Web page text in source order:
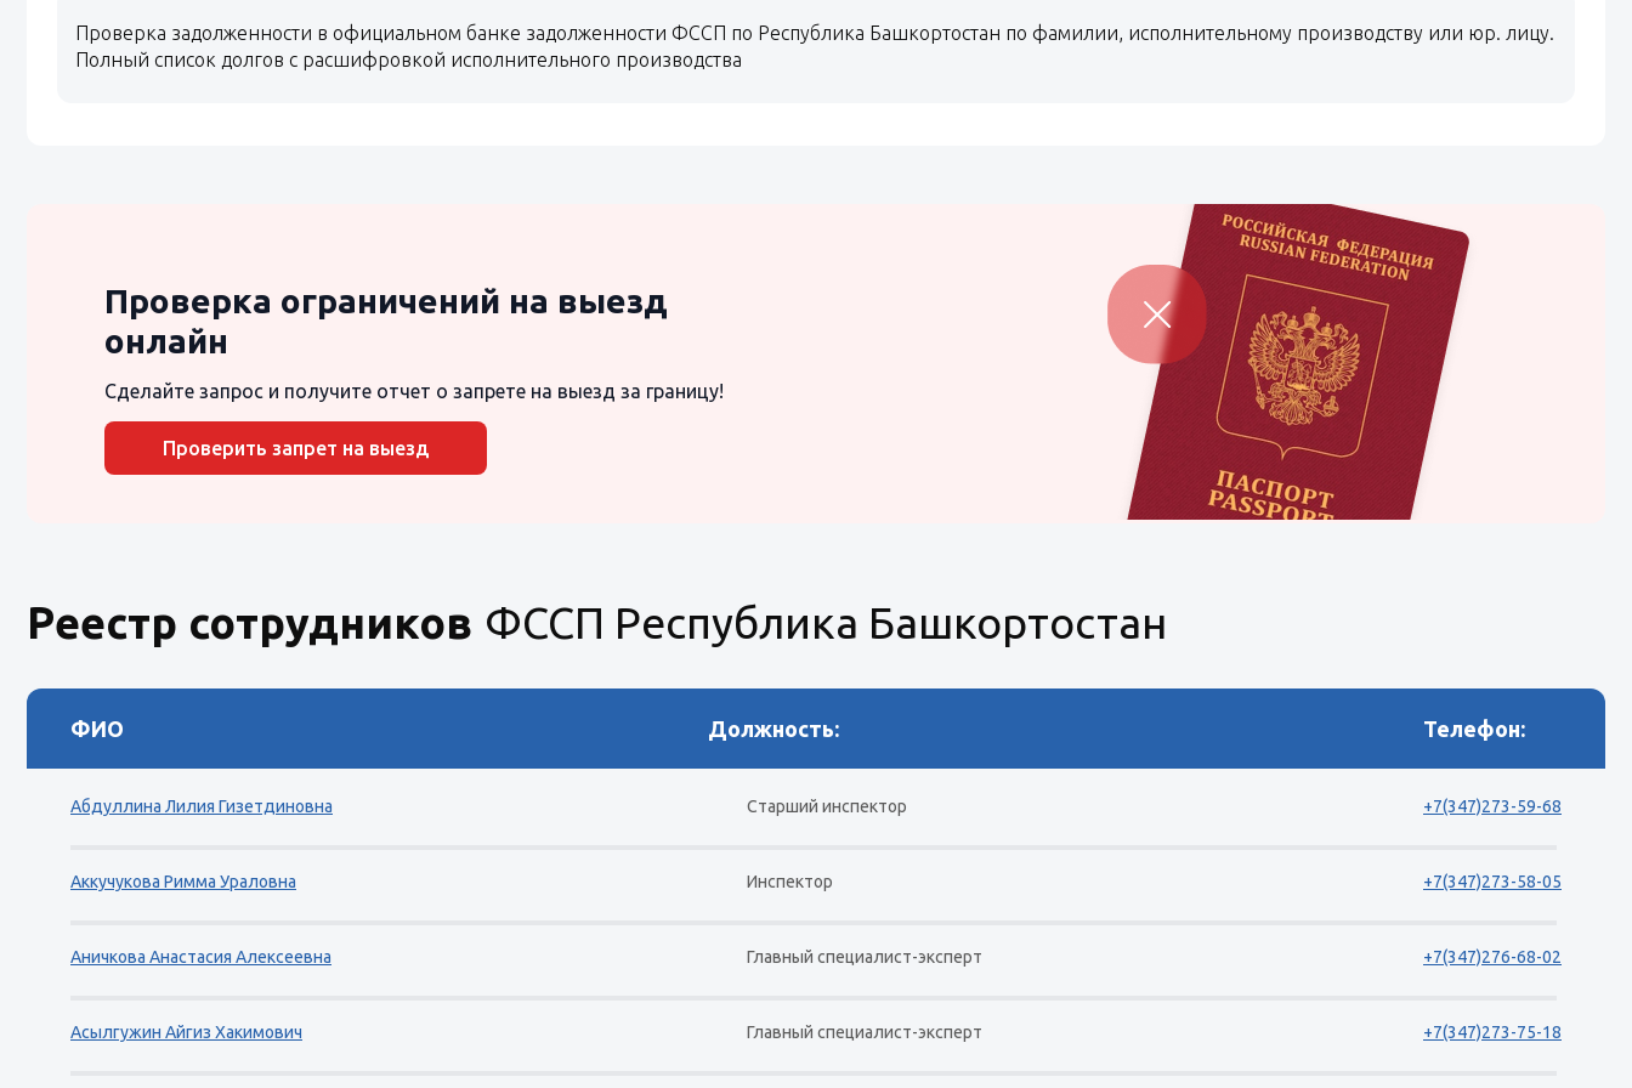
Проверка задолженности в официальном банке задолженности ФССП по Республика Башкортостан по фамилии, исполнительному производству или юр. лицу.
Полный список долгов с расшифровкой исполнительного производства
Проверка ограничений на выезд
онлайн
Сделайте запрос и получите отчет о запрете на выезд за границу!
Проверить запрет на выезд
Реестр сотрудников ФССП Республика Башкортостан
ФИО Должность: Телефон:
Абдуллина Лилия Гизетдиновна Старший инспектор +7(347)273-59-68
Аккучукова Римма Ураловна Инспектор +7(347)273-58-05
Аничкова Анастасия Алексеевна Главный специалист-эксперт +7(347)276-68-02
Асылгужин Айгиз Хакимович Главный специалист-эксперт +7(347)273-75-18